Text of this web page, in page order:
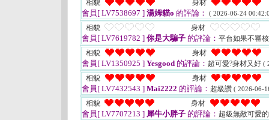
相貌
身材
會員[ LV7538697 ] 湯姆貓o 的評論： ( 2026-06-24
相貌 身材
會員[ LV7619782 ] 你是大騙子 的評論： 平台如果不審
相貌
身材
會員[ LV1350925 ] Yesgood 的評論： 超可愛?身材又好 (
相貌 身材
會員[ LV7432543 ] Mai2222 的評論： 超級讚 ( 2026-06-
相貌 身材
會員[ LV7707213 ] 犀牛小胖子 的評論： 超級無敵可愛